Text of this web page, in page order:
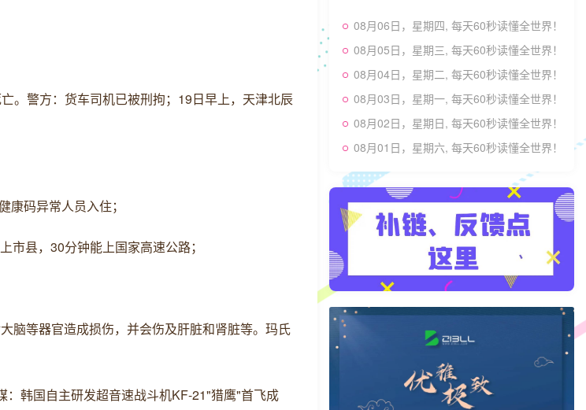
。警方：货车司机已被刑拘；19日早上，天津北辰
码异常人员入住；
县，30分钟能上国家高速公路；
脑等器官造成损伤，并会伤及肝脏和肾脏等。玛氏
韩国自主研发超音速战斗机KF-21"猎鹰"首飞成
08月06日，星期四, 每天60秒读懂全世界！
08月05日，星期三, 每天60秒读懂全世界！
08月04日，星期二, 每天60秒读懂全世界！
08月03日，星期一, 每天60秒读懂全世界！
08月02日，星期日, 每天60秒读懂全世界！
08月01日，星期六, 每天60秒读懂全世界！